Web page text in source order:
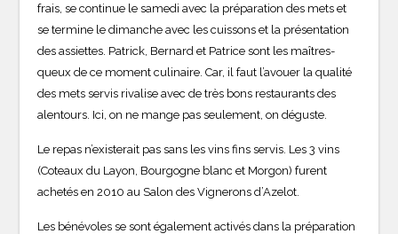
frais, se continue le samedi avec la préparation des mets et
se termine le dimanche avec les cuissons et la présentation
des assiettes. Patrick, Bernard et Patrice sont les maîtres-
queux de ce moment culinaire. Car, il faut l’avouer la qualité
des mets servis rivalise avec de très bons restaurants des
alentours. Ici, on ne mange pas seulement, on déguste
Le repas n’existerait pas sans les vins fins servis. Les 3 vins
(Coteaux du Layon, Bourgogne blanc et Morgon) furent
achetés en 2010 au Salon des Vignerons d’Azelot.
Les bénévoles se sont également activés dans la préparation